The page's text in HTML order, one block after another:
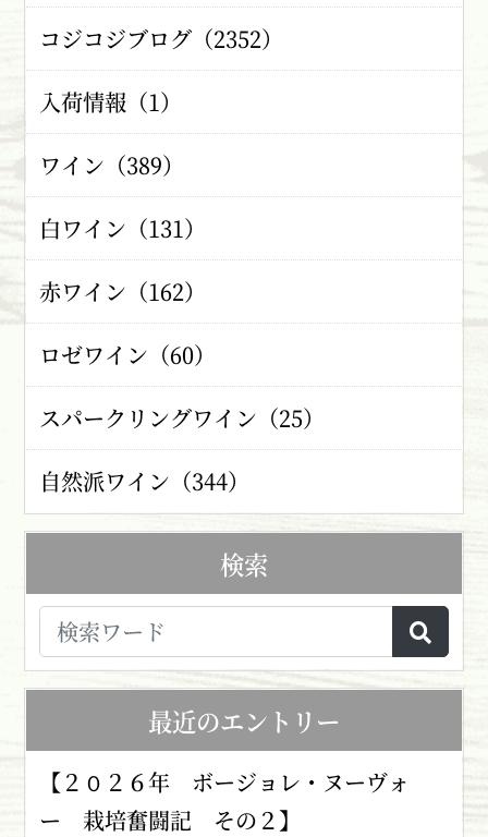
コジコジブログ（2352）
入荷情報（1）
ワイン（389）
白ワイン（131）
赤ワイン（162）
ロゼワイン（60）
スパークリングワイン（25）
自然派ワイン（344）
検索
最近のエントリー
【２０２６年 ボージョレ・ヌーヴォ
ー 栽培奮闘記 その２】